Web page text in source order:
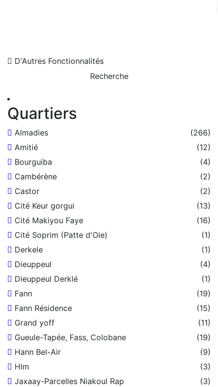
D'Autres Fonctionnalités
Recherche
Quartiers
Almadies
(266)
Amitié
(12)
Bourguiba
(4)
Cambérène
(2)
Castor
(2)
Cité Keur gorgui
(13)
Cité Makiyou Faye
(16)
Cité Soprim (Patte d'Oie)
(1)
Derkele
(1)
Dieuppeul
(4)
Dieuppeul Derklé
(1)
Fann
(19)
Fann Résidence
(15)
Grand yoff
(11)
Gueule-Tapée, Fass, Colobane
(19)
Hann Bel-Air
(9)
Hlm
(3)
Jaxaay-Parcelles Niakoul Rap
(3)